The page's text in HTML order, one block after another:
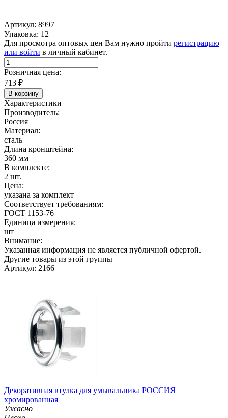
Артикул: 8997
Упаковка: 12
Для просмотра оптовых цен Вам нужно пройти регистрацию
или войти в личный кабинет.
Розничная цена:
713 ₽
В корзину
Характеристики
Производитель:
Россия
Материал:
сталь
Длина кронштейна:
360 мм
В комплекте:
2 шт.
Цена:
указана за комплект
Соответствует требованиям:
ГОСТ 1153-76
Единица измерения:
шт
Внимание:
Указанная информация не является публичной офертой.
Другие товары из этой группы
Артикул: 2166
Декоративная втулка для умывальника РОССИЯ
хромированная
Ужасно